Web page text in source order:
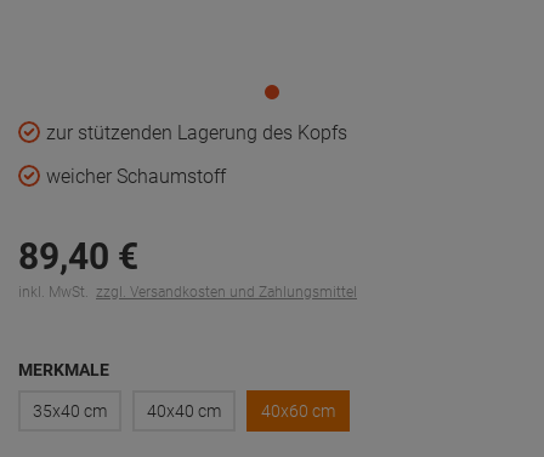
zur stützenden Lagerung des Kopfs
weicher Schaumstoff
89,40 €
inkl. MwSt. zzgl. Versandkosten und Zahlungsmittel
MERKMALE
35x40 cm 40x40 cm 40x60 cm